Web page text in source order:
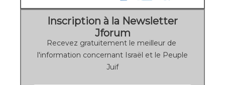
Inscription à la Newsletter
Jforum
Recevez gratuitement le meilleur de
l'information concernant Israël et le Peuple
Juif